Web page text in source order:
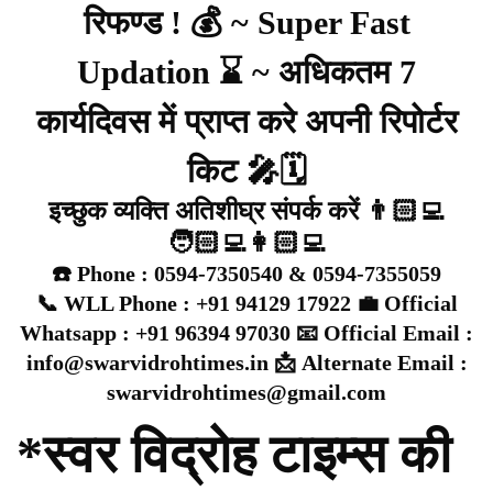
रिफण्ड ! 💰 ~ Super Fast
Updation ⌛ ~ अधिकतम 7
कार्यदिवस में प्राप्त करे अपनी रिपोर्टर
किट 🎤🗓️
इच्छुक व्यक्ति अतिशीघ्र संपर्क करें 👨🏻‍💻
🧑🏻‍💻👩🏻‍💻
☎️ Phone : 0594-7350540 & 0594-7355059
📞 WLL Phone : +91 94129 17922 💼 Official
Whatsapp : +91 96394 97030 📧 Official Email :
info@swarvidrohtimes.in 📩 Alternate Email :
swarvidrohtimes@gmail.com
*स्वर विद्रोह टाइम्स की